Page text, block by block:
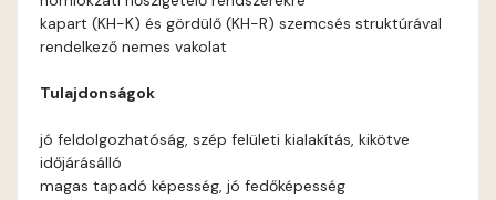
Current-red A
Egyptian orange B
kapart (KH-K) és gördülő (KH-R) szemcsés struktúrával
rendelkező nemes vakolat
Tulajdonságok
jó feldolgozhatóság, szép felületi kialakítás, kikötve
időjárásálló
magas tapadó képesség, jó fedőképesség